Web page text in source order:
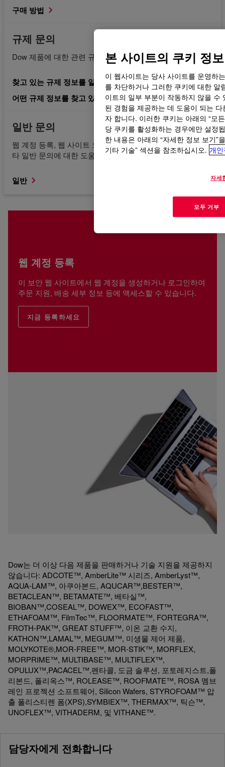
구매 방법
규제 문의
Dow 제품에 대한 관련 규제 문서를 요청합니다.
찾고 있는 규제 정보를 알고 있습니다.
어떤 규제 정보를 찾고 있는지 모르겠습니다.
일반 문의
웹 계정 등록, 웹 사이트 오류, 콘텐츠 액세스 또는 찾기 및 기
타 일반 문의에 대한 도움을 받으십시오.
일반
웹 계정 등록
이 보안 웹 사이트에서 웹 계정을 생성하거나 로그인하여
주문 지원, 배송 세부 정보 등에 액세스할 수 있습니다.
지금 등록하세요
Dow는 더 이상 다음 제품을 판매하거나 기술 지원을 제공하지
않습니다: ADCOTE™, AmberLite™ 시리즈, AmberLyst™,
AQUA-LAM™, 아쿠아본드, AQUCAR™,BESTER™,
BETACLEAN™, BETAMATE™, 베타실™,
BIOBAN™,COSEAL™, DOWEX™, ECOFAST™,
ETHAFOAM™, FilmTec™, FLOORMATE™, FORTEGRA™,
FROTH-PAK™, GREAT STUFF™, 이온 교환 수지,
KATHON™,LAMAL™, MEGUM™, 미생물 제어 제품,
MOLYKOTE®,MOR-FREE™, MOR-STIK™, MORFLEX,
MORPRIME™, MULTIBASE™, MULTIFLEX™,
OPULUX™,PACACEL™,펜타콜, 도금 솔루션, 포토레지스트,폴
리본드, 폴리옥스™, ROLEASE™, ROOFMATE™, ROSA 멤브
레인 프로젝션 소프트웨어, Silicon Wafers, STYROFOAM™ 압
출 폴리스티렌 폼(XPS),SYMBIEX™, THERMAX™, 틱슨™,
UNOFLEX™, VITHADERM, 및 VITHANE™.
담당자에게 전화합니다
본 사이트의 쿠키 정보
이 웹사이트는 당사 사이트를 운영하
를 차단하거나 그러한 쿠키에 대한
이트의 일부 부분이 작동하지 않을
된 경험을 제공하는 데 도움이 되는
자 합니다. 이러한 쿠키는 아래의 “모
당 쿠키를 활성화하는 경우에만 설정
한 내용은 아래의 “자세한 정보 보기”
기타 기술” 섹션을 참조하십시오. 개
자세
모두 거부